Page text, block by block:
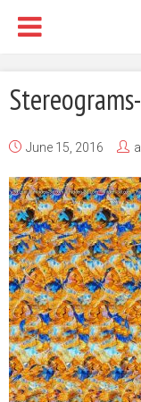
June 15, 2016